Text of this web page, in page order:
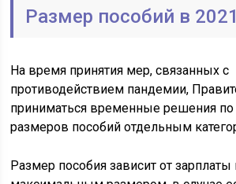
Размер пособий в
На время принятия мер, связанных с
противодействием пандемии,
приниматься временные решения
размеров пособий отдельным
Размер пособия зависит от зарплаты